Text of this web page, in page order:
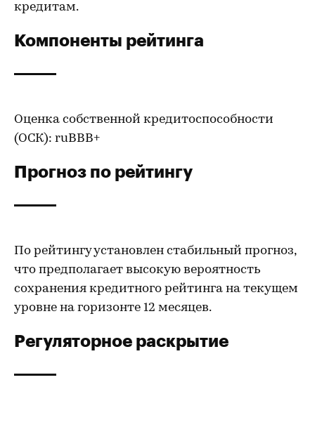
кредитам.
Компоненты рейтинга
Оценка собственной кредитоспособности
(ОСК): ruВВВ+
Прогноз по рейтингу
По рейтингу установлен стабильный прогноз,
что предполагает высокую вероятность
сохранения кредитного рейтинга на текущем
уровне на горизонте 12 месяцев.
Регуляторное раскрытие